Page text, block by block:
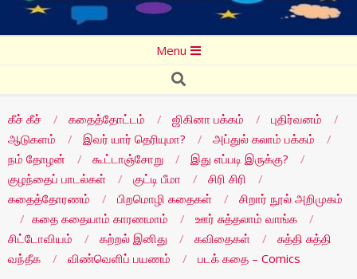
Menu
Search
கீச் கீச் கதைத்தோட்டம் ஜிகினா பக்கம்
புதிர்வனம்
ஆடுகளம்
இவர் யார் தெரியுமா?
அப்துல் கலாம் பக்கம்
நம் தோழன்
கூட்டாஞ்சோறு
இது எப்படி இருக்கு?
குழந்தைப் பாடல்கள்
குட்டி பீமா
சிரி சிரி
கதைத்தோரணம்
பிறமொழி கதைகள்
சிறார் நூல் அறிமுகம்
கதை கதையாம் காரணமாம்
ஊர் சுத்தலாம் வாங்க
சிட்டோவியம்
கற்றல் இனிது கவிதைகள்
சுத்தி சுத்தி
வந்தீக
விண்வெளிப் பயணம் படக் கதை – Comics